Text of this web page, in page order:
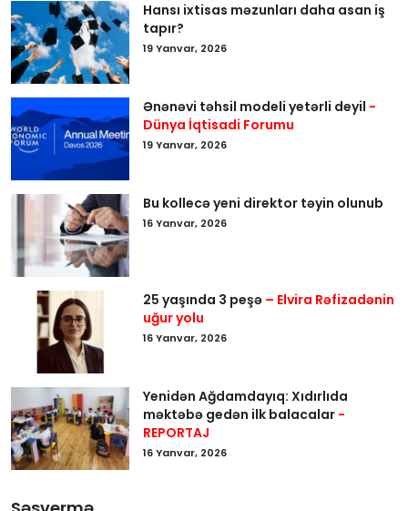
Hansı ixtisas məzunları daha asan iş
tapır?
19 Yanvar, 2026
Ənənəvi təhsil modeli yetərli deyil -
Dünya İqtisadi Forumu
19 Yanvar, 2026
Bu kollecə yeni direktor təyin olunub
16 Yanvar, 2026
25 yaşında 3 peşə – Elvira Rəfizadənin
uğur yolu
16 Yanvar, 2026
Yenidən Ağdamdayıq: Xıdırlıda
məktəbə gedən ilk balacalar -
REPORTAJ
16 Yanvar, 2026